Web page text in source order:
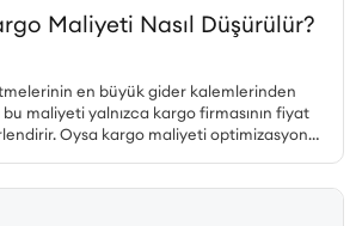
Maliyeti Nasıl Düşürülür?
en büyük gider kalemlerinden
bu maliyeti yalnızca kargo firmasının fiyat
Oysa kargo maliyeti optimizasyonu